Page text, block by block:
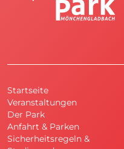
Startseite
Veranstaltungen
Der Park
Anfahrt & Parken
Sicherheitsregeln &